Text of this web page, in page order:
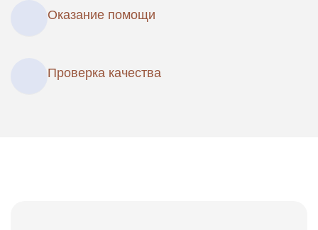
Оказание помощи
Проверка качества